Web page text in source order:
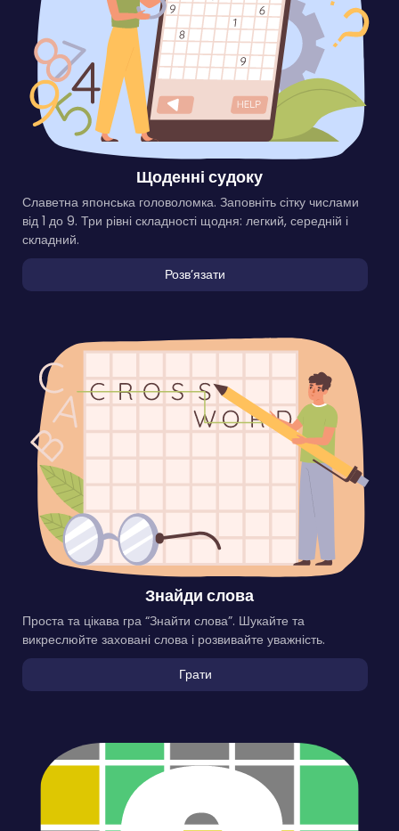
Щоденні судоку
Славетна японська головоломка. Заповніть сітку числами
від 1 до 9. Три рівні складності щодня: легкий, середній і
складний.
Розвʼязати
Знайди слова
Проста та цікава гра “Знайти слова”. Шукайте та
викреслюйте заховані слова і розвивайте уважність.
Грати